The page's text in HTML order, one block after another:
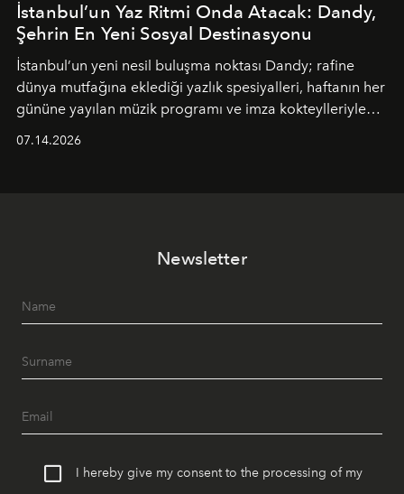
İstanbul’un Yaz Ritmi Onda Atacak: Dandy,
Şehrin En Yeni Sosyal Destinasyonu
İstanbul’un yeni nesil buluşma noktası Dandy; rafine
dünya mutfağına eklediği yazlık spesiyalleri, haftanın her
gününe yayılan müzik programı ve imza kokteylleriyle
07.14.2026
Newsletter
I hereby give my consent to the processing of my